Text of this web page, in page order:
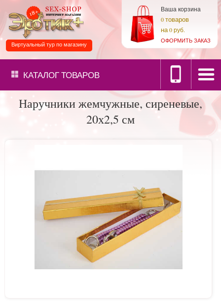
Ваша корзина
0товаров
на0 руб.
ОФОРМИТЬ ЗАКАЗ
Виртуальный тур по магазину
КАТАЛОГТОВАРОВ
Наручники жемчужные, сиреневые,
20х2,5 см